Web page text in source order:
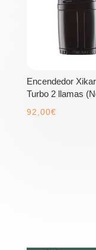
Encendedor
Turbo 2 llamas
92,00€